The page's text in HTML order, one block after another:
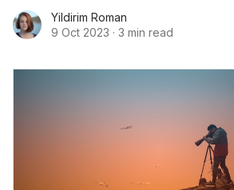
Yildirim Roman
9 Oct 2023 · 3 min read